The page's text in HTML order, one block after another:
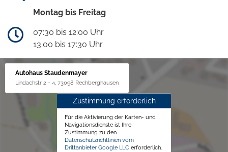
Montag bis Freitag
07:30 bis 12:00 Uhr
13:00 bis 17:30 Uhr
Autohaus Staudenmayer
Lindachstr 2 - 4, 73098 Rechberghausen
Zustimmung erforderlich
Für die Aktivierung der Karten- und
Navigationsdienste ist Ihre
Zustimmung zu den
Datenschutzrichtlinien vom
Drittanbieter Google LLC erforderlich.